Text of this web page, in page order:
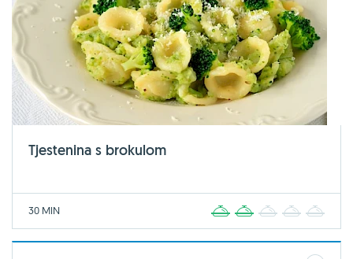
Tjestenina s brokulom
30 MIN 2 3 4